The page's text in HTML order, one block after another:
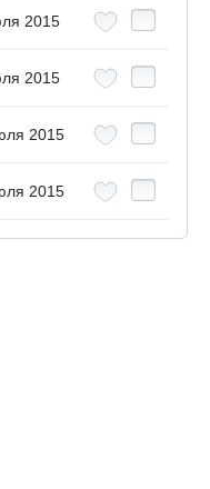
2015
2015
2015
2015